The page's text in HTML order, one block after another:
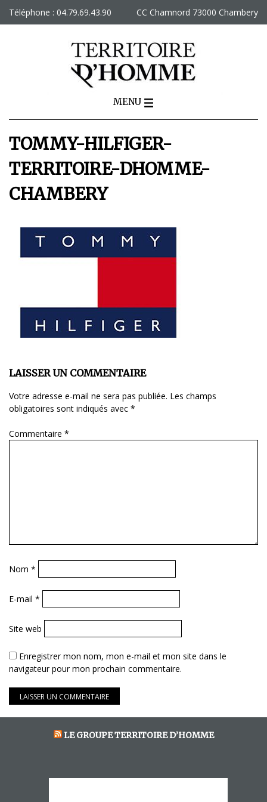
Téléphone : 04.79.69.43.90 CC Chamnord 73000 Chambery
MENU
TOMMY-HILFIGER-
TERRITOIRE-DHOMME-
CHAMBERY
LAISSER UN COMMENTAIRE
Votre adresse e-mail ne sera pas publiée. Les champs
obligatoires sont indiqués avec *
Commentaire *
Nom *
E-mail *
Site web
Enregistrer mon nom, mon e-mail et mon site dans le
navigateur pour mon prochain commentaire.
LE GROUPE TERRITOIRE D’HOMME